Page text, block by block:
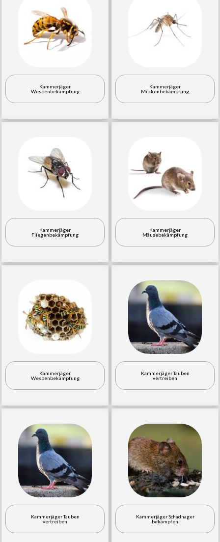
Kammerjäger
Wespenbekämpfung
Kammerjäger
Mückenbekämpfung
Kammerjäger
Fliegenbekämpfung
Kammerjäger
Mäusebekämpfung
Kammerjäger
Wespenbekämpfung
Kammerjäger Tauben
vertreiben
Kammerjäger Tauben
vertreiben
Kammerjäger Schadnager
bekämpfen